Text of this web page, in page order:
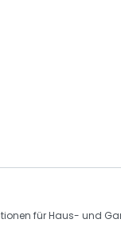
für Haus- und